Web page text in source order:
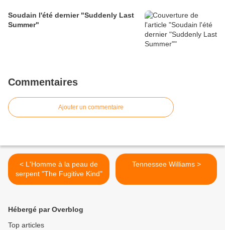
Soudain l'été dernier "Suddenly Last
Summer"
Commentaires
Ajouter un commentaire
< L'Homme à la peau de
serpent "The Fugitive Kind"
Tennessee Williams >
Hébergé par Overblog
Top articles